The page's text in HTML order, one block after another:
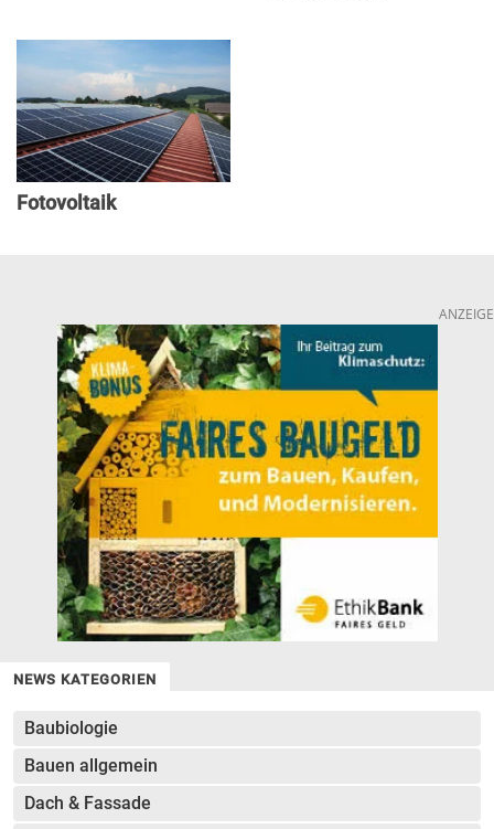
Fotovoltaik
ANZEIGE
NEWS KATEGORIEN
Baubiologie
Bauen allgemein
Dach & Fassade